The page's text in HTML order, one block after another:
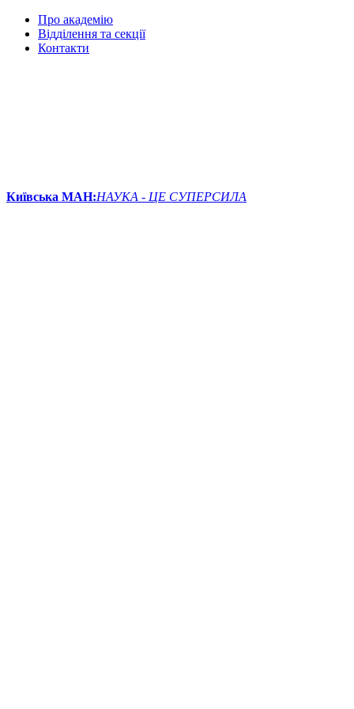
Про академію
Відділення та секції
Контакти
Київська МАН:НАУКА - ЦЕ СУПЕРСИЛА